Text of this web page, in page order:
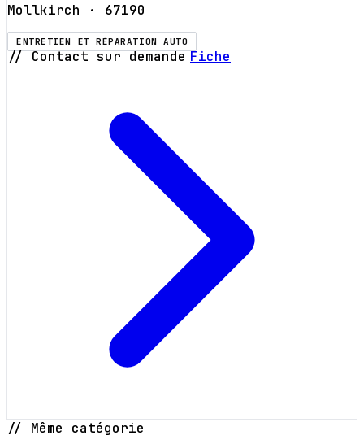
Mollkirch · 67190
ENTRETIEN ET RÉPARATION AUTO
// Contact sur demande Fiche
// Même catégorie